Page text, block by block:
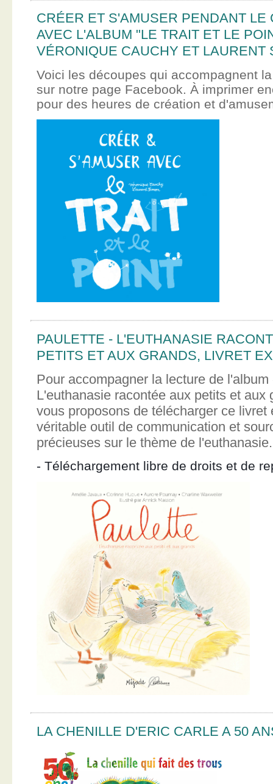
CRÉER ET S'AMUSER PENDANT LE
AVEC L'ALBUM "LE TRAIT ET LE
VÉRONIQUE CAUCHY ET LAURENT
Voici les découpes qui accompagnent
sur notre page Facebook. À imprimer
pour des heures de création et
PAULETTE - L'EUTHANASIE
PETITS ET AUX GRANDS, LIVRET
Pour accompagner la lecture de
L'euthanasie racontée aux petits et aux
vous proposons de télécharger ce livret
véritable outil de communication et
précieuses sur le thème de l'euthanasie.
- Téléchargement libre de droits et de
LA CHENILLE D'ERIC CARLE A 50